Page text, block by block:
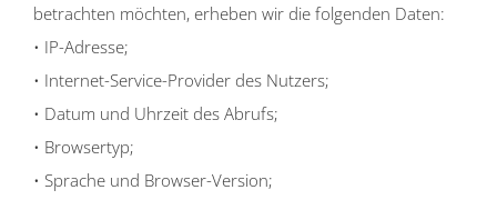
betrachten möchten, erheben wir die folgenden Daten:
• IP-Adresse;
• Internet-Service-Provider des Nutzers;
• Datum und Uhrzeit des Abrufs;
• Browsertyp;
• Sprache und Browser-Version;